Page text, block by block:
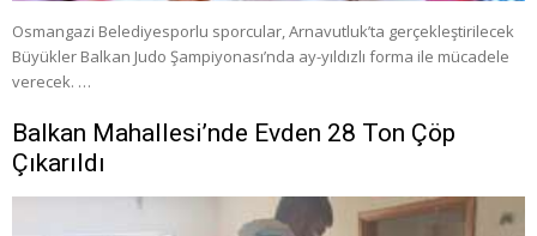
Osmangazi Belediyesporlu sporcular, Arnavutluk’ta gerçekleştirilecek
Büyükler Balkan Judo Şampiyonası’nda ay-yıldızlı forma ile mücadele
verecek. …
Balkan Mahallesi’nde Evden 28 Ton Çöp
Çıkarıldı